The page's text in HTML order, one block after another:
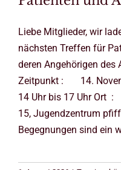
Liebe Mitglieder, wir
nächsten Treffen für
deren Angehörigen des
Zeitpunkt : 14.
14 Uhr bis 17 Uhr
15, Jugendzentrum
Begegnungen sind ein